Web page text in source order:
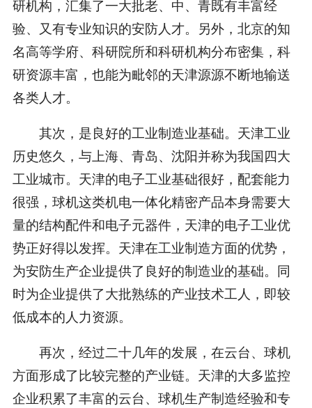
研机构，汇集了一大批老、中、青既有丰富经
验、又有专业知识的安防人才。另外，北京的知
名高等学府、科研院所和科研机构分布密集，科
研资源丰富，也能为毗邻的天津源源不断地输送
各类人才。
其次，是良好的工业制造业基础。天津工业
历史悠久，与上海、青岛、沈阳并称为我国四大
工业城市。天津的电子工业基础很好，配套能力
很强，球机这类机电一体化精密产品本身需要大
量的结构配件和电子元器件，天津的电子工业优
势正好得以发挥。天津在工业制造方面的优势，
为安防生产企业提供了良好的制造业的基础。同
时为企业提供了大批熟练的产业技术工人，即较
低成本的人力资源。
再次，经过二十几年的发展，在云台、球机
方面形成了比较完整的产业链。天津的大多监控
企业积累了丰富的云台、球机生产制造经验和专